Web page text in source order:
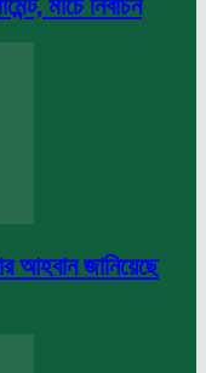
আহবান জানিয়েছে